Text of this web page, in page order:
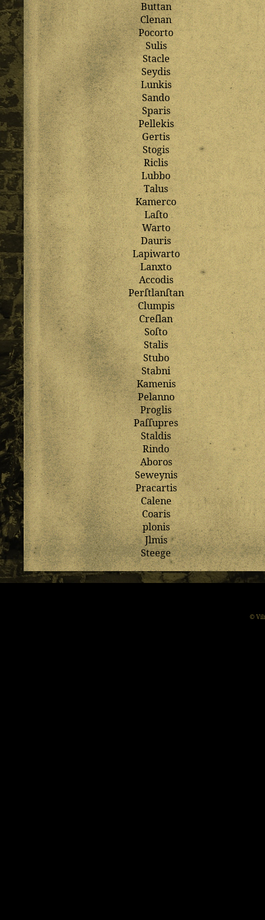
Buttan
Clenan
Pocorto
Sulis
Stacle
Seydis
Lunkis
Sando
Sparis
Pellekis
Gertis
Stogis
Riclis
Lubbo
Talus
Kamerco
Laſto
Warto
Dauris
Lapiwarto
Lanxto
Accodis
Perſtlanſtan
Clumpis
Creſlan
Soſto
Stalis
Stubo
Stabni
Kamenis
Pelanno
Proglis
Paſſupres
Staldis
Rindo
Aboros
Seweynis
Pracartis
Calene
Coaris
plonis
Jlmis
Steege
©